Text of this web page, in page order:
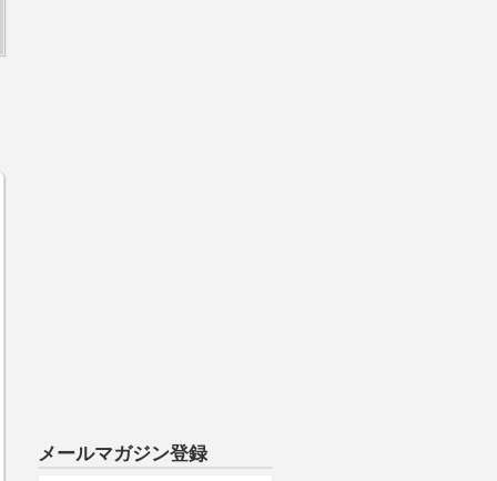
メールマガジン登録